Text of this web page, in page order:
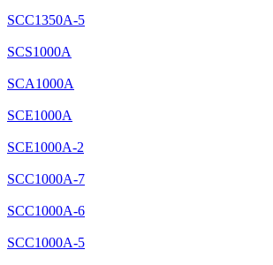
SCC1350A-5
SCS1000A
SCA1000A
SCE1000A
SCE1000A-2
SCC1000A-7
SCC1000A-6
SCC1000A-5